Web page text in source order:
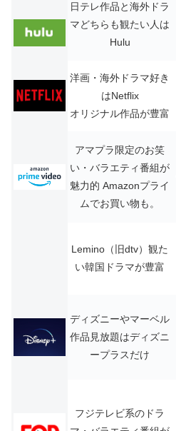
日テレ作品と海外ドラ
マどちらも観たい人は
Hulu
洋画・海外ドラマ好き
はNetflix
オリジナル作品が豊富
アマプラ限定のお笑
い・バラエティ番組が
魅力的 Amazonプライ
ムでお買い物も。
Lemino（旧dtv）観た
い韓国ドラマが豊富
ディズニーやマーベル
作品見放題はディズニ
ープラスだけ
フジテレビ系のドラ